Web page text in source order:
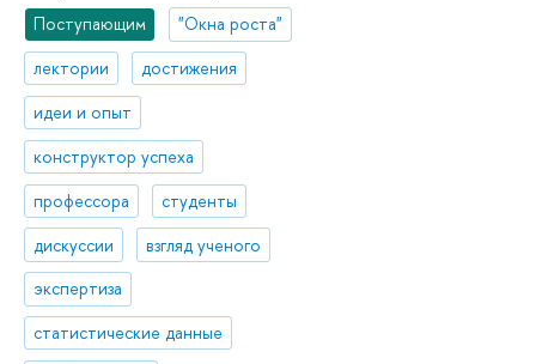
Поступающим
"Окна роста"
лектории
достижения
идеи и опыт
конструктор успеха
профессора
студенты
дискуссии
взгляд ученого
экспертиза
статистические данные